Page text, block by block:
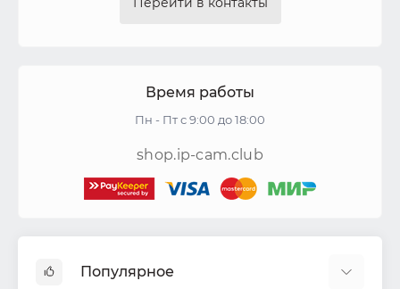
Время работы
Пн - Пт с 9:00 до 18:00
shop.ip-cam.club
Популярное